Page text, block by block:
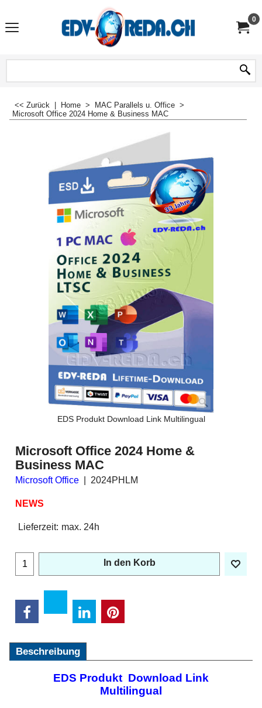
0
<< Zurück Home > MAC Parallels u. Office >
Microsoft Office 2024 Home & Business MAC
EDS Produkt Download Link Multilingual
Microsoft Office 2024 Home &
Business MAC
Microsoft Office 2024PHLM
NEWS
Lieferzeit: max. 24h
In den Korb
Beschreibung
EDS Produkt Download Link
Multilingual